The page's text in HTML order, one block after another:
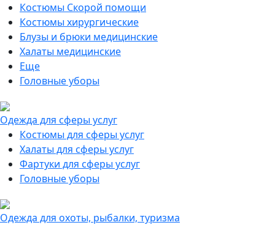
Костюмы Скорой помощи
Костюмы хирургические
Блузы и брюки медицинские
Халаты медицинские
Еще
Головные уборы
Одежда для сферы услуг
Костюмы для сферы услуг
Халаты для сферы услуг
Фартуки для сферы услуг
Головные уборы
Одежда для охоты, рыбалки, туризма